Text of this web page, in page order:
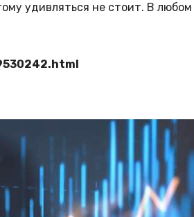
удивляться не стоит. В